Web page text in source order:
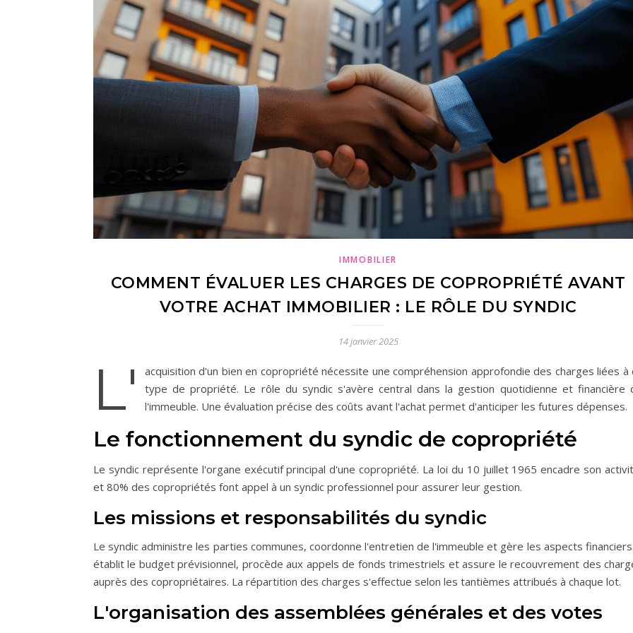
IMMOBILIER
COMMENT ÉVALUER LES CHARGES DE COPROPRIÉTÉ AVANT
VOTRE ACHAT IMMOBILIER : LE RÔLE DU SYNDIC
14 janvier 2025
L'
acquisition d'un bien en copropriété nécessite une compréhension approfondie des charges liées à
type de propriété. Le rôle du syndic s'avère central dans la gestion quotidienne et financière
l'immeuble. Une évaluation précise des coûts avant l'achat permet d'anticiper les futures dépenses.
Le fonctionnement du syndic de copropriété
Le syndic représente l'organe exécutif principal d'une copropriété. La loi du 10 juillet 1965 encadre son
et 80% des copropriétés font appel à un syndic professionnel pour assurer leur gestion.
Les missions et responsabilités du syndic
Le syndic administre les parties communes, coordonne l'entretien de l'immeuble et gère les aspects
établit le budget prévisionnel, procède aux appels de fonds trimestriels et assure le recouvrement des
auprès des copropriétaires. La répartition des charges s'effectue selon les tantièmes attribués à chaque lot.
L'organisation des assemblées générales et des votes